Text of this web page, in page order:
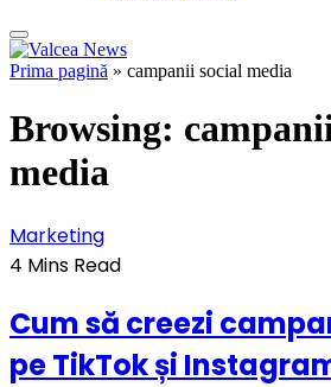
Prima pagină » campanii social media
Browsing:
media
Marketing
4 Mins Read
Cum să creezi
pe TikTok și